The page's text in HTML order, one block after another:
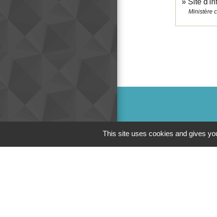
Ministère
This site uses cookies and gives